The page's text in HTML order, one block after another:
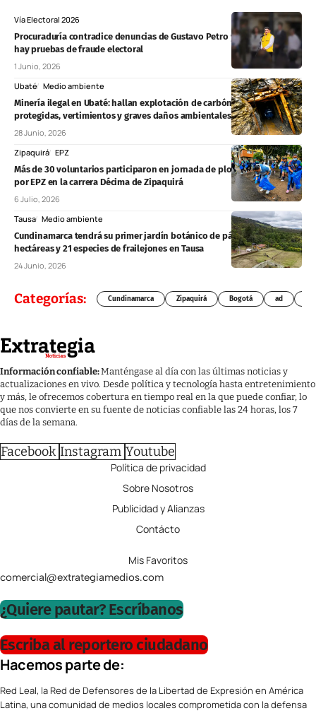
Vía Electoral 2026
Procuraduría contradice denuncias de Gustavo Petro y afirma que no
hay pruebas de fraude electoral
1 Junio, 2026
Ubaté Medio ambiente
Minería ilegal en Ubaté: hallan explotación de carbón en zonas
protegidas, vertimientos y graves daños ambientales
28 Junio, 2026
Zipaquirá EPZ
Más de 30 voluntarios participaron en jornada de plogging liderada
por EPZ en la carrera Décima de Zipaquirá
6 Julio, 2026
Tausa Medio ambiente
Cundinamarca tendrá su primer jardín botánico de páramo: 209
hectáreas y 21 especies de frailejones en Tausa
24 Junio, 2026
Categorías: Cundinamarca Zipaquirá Bogotá ad
Información confiable:Manténgase al día con las últimas noticias y
actualizaciones en vivo. Desde política y tecnología hasta entretenimiento
y más, le ofrecemos cobertura en tiempo real en la que puede confiar, lo
que nos convierte en su fuente de noticias confiable las 24 horas, los 7
días de la semana.
Facebook Instagram Youtube
Política de privacidad
Sobre Nosotros
Publicidad y Alianzas
Contácto
Mis Favoritos
comercial@extrategiamedios.com
¿Quiere pautar? Escríbanos
Escriba al reportero ciudadano
Hacemos parte de:
Red Leal, la Red de Defensores de la Libertad de Expresión en América
Latina, una comunidad de medios locales comprometida con la defensa